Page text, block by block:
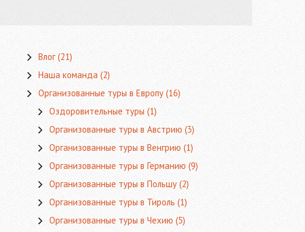
Влог(21)
Наша команда(2)
Организованные туры в Европу(16)
Оздоровительные туры(1)
Организованные туры в Австрию(3)
Организованные туры в Венгрию(1)
Организованные туры в Германию(9)
Организованные туры в Польшу(2)
Организованные туры в Тироль(1)
Организованные туры в Чехию(5)